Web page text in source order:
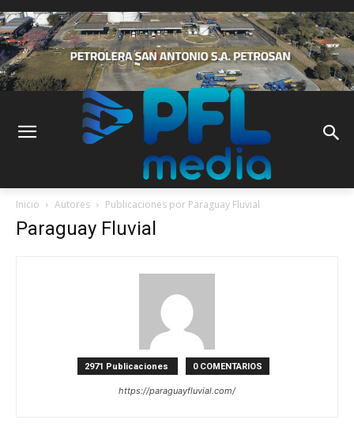
Inicio Autores Publicaciones por Paraguay Fluvial
Paraguay Fluvial
2971 Publicaciones 0 COMENTARIOS
https://paraguayfluvial.com/